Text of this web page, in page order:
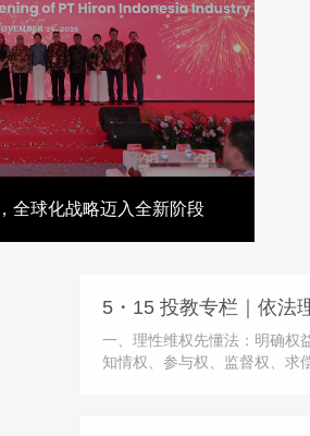
全球化战略迈入全新阶段
一、理性维权先懂法：明确权
知情权、参与权、监督权、求